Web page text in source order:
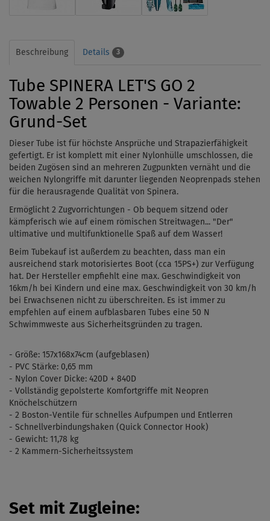
Beschreibung Details 3
Tube SPINERA LET'S GO 2
Towable 2 Personen - Variante:
Grund-Set
Dieser Tube ist für höchste Ansprüche und Strapazierfähigkeit
gefertigt. Er ist komplett mit einer Nylonhülle umschlossen, die
beiden Zugösen sind an mehreren Zugpunkten vernäht und die
weichen Nylongriffe mit darunter liegenden Neoprenpads stehen
für die herausragende Qualität von Spinera.
Ermöglicht 2 Zugvorrichtungen - Ob bequem sitzend oder
kämpferisch wie auf einem römischen Streitwagen... "Der"
ultimative und multifunktionelle Spaß auf dem Wasser!
Beim Tubekauf ist außerdem zu beachten, dass man ein
ausreichend stark motorisiertes Boot (cca 15PS+) zur Verfügung
hat. Der Hersteller empfiehlt eine max. Geschwindigkeit von
16km/h bei Kindern und eine max. Geschwindigkeit von 30 km/h
bei Erwachsenen nicht zu überschreiten. Es ist immer zu
empfehlen auf einem aufblasbaren Tubes eine 50 N
Schwimmweste aus Sicherheitsgründen zu tragen.
- Größe: 157x168x74cm (aufgeblasen)
- PVC Stärke: 0,65 mm
- Nylon Cover Dicke: 420D + 840D
- Vollständig gepolsterte Komfortgriffe mit Neopren
Knöchelschützern
- 2 Boston-Ventile für schnelles Aufpumpen und Entlerren
- Schnellverbindungshaken (Quick Connector Hook)
- Gewicht: 11,78 kg
- 2 Kammern-Sicherheitssystem
Set mit Zugleine: